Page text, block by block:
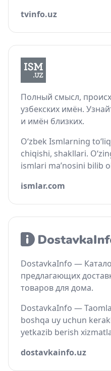
tvinfo.uz
Полный смысл,
узбекских имён.
и имён близких.
O‘zbek Ismlarning
chiqishi, shakllari.
ismlari ma’nosini bilib
ismlar.com
DostavkaInfo —
предлагающих
товаров для дома.
DostavkaInfo —
boshqa uy uchun
yetkazib berish
dostavkainfo.uz